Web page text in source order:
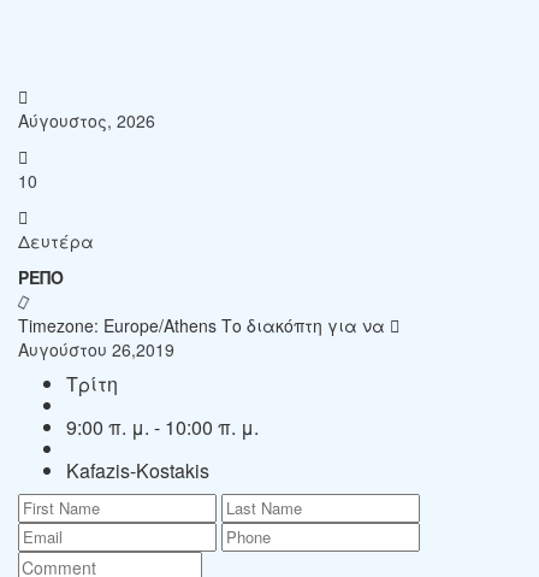
Αύγουστος, 2026
10
Δευτέρα
ΡΕΠΌ
Timezone: Europe/Athens Το διακόπτη για να
Αυγούστου 26,2019
Τρίτη
9:00 π. μ. - 10:00 π. μ.
Kafazis-Kostakis